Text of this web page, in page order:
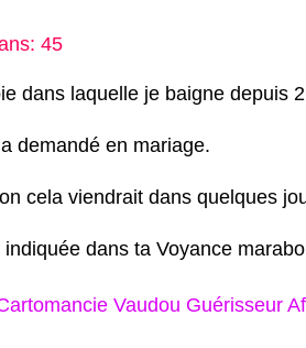
45
dans laquelle je baigne depuis
demandé en mariage.
cela viendrait dans quelques
dans ta Voyance
Vaudou Guérisseur